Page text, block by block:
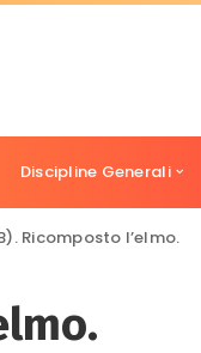
Discipline Generali
Ricomposto l’elmo.